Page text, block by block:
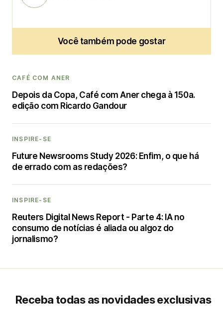
Você também pode gostar
CAFÉ COM ANER
Depois da Copa, Café com Aner chega à 150a.
edição com Ricardo Gandour
INSPIRE-SE
Future Newsrooms Study 2026: Enfim, o que há
de errado com as redações?
INSPIRE-SE
Reuters Digital News Report - Parte 4: IA no
consumo de notícias é aliada ou algoz do
jornalismo?
Receba todas as novidades exclusivas